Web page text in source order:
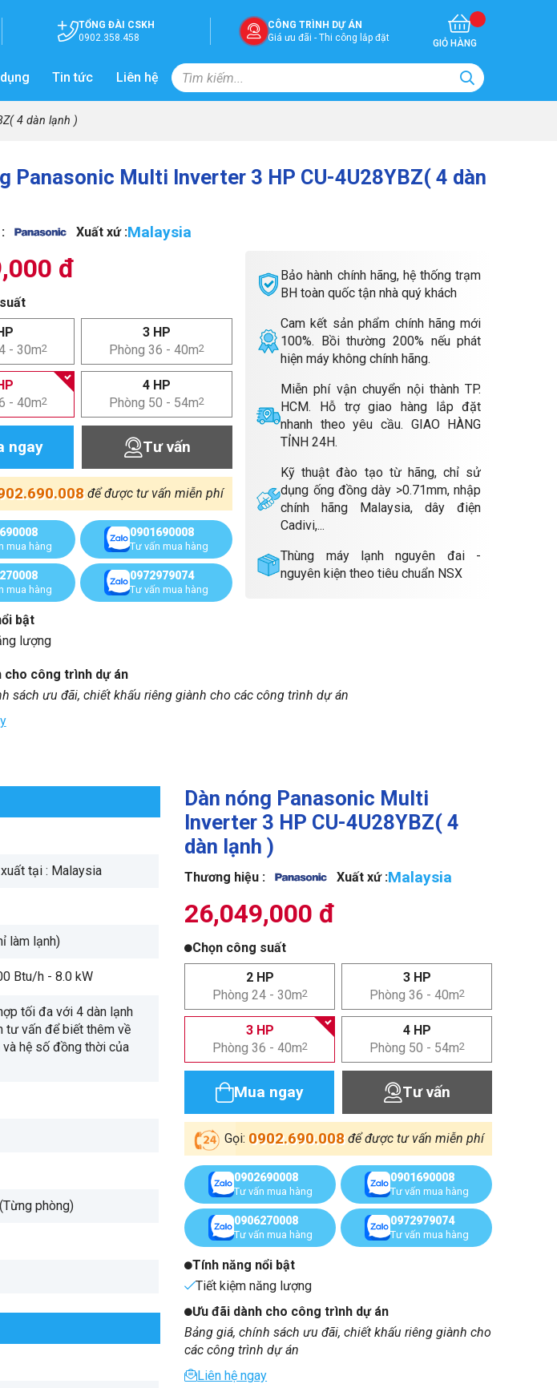
TỔNG ĐÀI CSKH
0902.358.458
CÔNG TRÌNH DỰ ÁN
Giá ưu đãi - Thi công lắp đặt
GIỎ HÀNG
Tin tức Liên hệ
4 dàn lạnh )
Panasonic Multi Inverter 3 HP CU-4U28YBZ( 4 dàn
Xuất xứ :Malaysia
đ
- 30m2
3 HP
Phòng 36 - 40m2
- 40m2
4 HP
Phòng 50 - 54m2
ngay Tư vấn
để được tư vấn miễn phí
mua hàng
0901690008
Tư vấn mua hàng
mua hàng
0972979074
Tư vấn mua hàng
bật
lượng
Bảo hành chính hãng, hệ thống trạm
BH toàn quốc tận nhà quý khách
Cam kết sản phẩm chính hãng mới
100%. Bồi thường 200% nếu phát
hiện máy không chính hãng.
Miễn phí vận chuyển nội thành TP.
HCM. Hỗ trợ giao hàng lắp đặt
nhanh theo yêu cầu. GIAO HÀNG
TỈNH 24H.
Kỹ thuật đào tạo từ hãng, chỉ sử
dụng ống đồng dày >0.71mm, nhập
chính hãng Malaysia, dây điện
Cadivi,...
Thùng máy lạnh nguyên đai -
nguyên kiện theo tiêu chuẩn NSX
cho công trình dự án
sách ưu đãi, chiết khấu riêng giành cho các công trình dự án
tại : Malaysia
làm lạnh)
Btu/h - 8.0 kW
tối đa với 4 dàn lạnh
tư vấn để biết thêm về
hệ số đồng thời của
phòng)
Dàn nóng Panasonic Multi
Inverter 3 HP CU-4U28YBZ( 4
dàn lạnh )
Thương hiệu : Xuất xứ :Malaysia
26,049,000 đ
Chọn công suất
2 HP
Phòng 24 - 30m2
3 HP
Phòng 36 - 40m2
3 HP
Phòng 36 - 40m2
4 HP
Phòng 50 - 54m2
Mua ngay Tư vấn
Gọi: 0902.690.008 để được tư vấn miễn phí
0902690008
Tư vấn mua hàng
0901690008
Tư vấn mua hàng
0906270008
Tư vấn mua hàng
0972979074
Tư vấn mua hàng
Tính năng nổi bật
Tiết kiệm năng lượng
Ưu đãi dành cho công trình dự án
Bảng giá, chính sách ưu đãi, chiết khấu riêng giành cho
các công trình dự án
Liên hệ ngay